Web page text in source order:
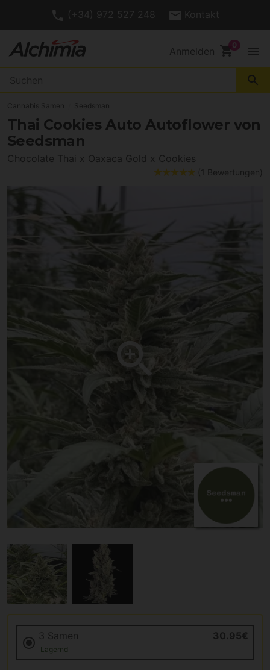
(+34) 972 527 248 Kontakt
Anmelden shopping_cart menu
search
Cannabis Samen Seedsman
Thai Cookies Auto Autoflower von
Seedsman
Chocolate Thai x Oaxaca Gold x Cookies
(1 Bewertungen)
3 Samen 30.95€
Lagernd